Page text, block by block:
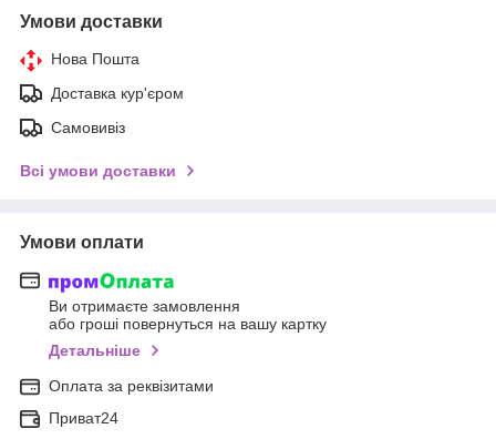
Умови доставки
Нова Пошта
Доставка кур'єром
Самовивіз
Всі умови доставки
Умови оплати
Ви отримаєте замовлення
або гроші повернуться на вашу картку
Детальніше
Оплата за реквізитами
Приват24